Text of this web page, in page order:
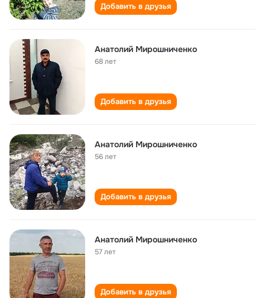
Добавить в друзья
Анатолий Мирошниченко
68 лет
Добавить в друзья
Анатолий Мирошниченко
56 лет
Добавить в друзья
Анатолий Мирошниченко
57 лет
Добавить в друзья